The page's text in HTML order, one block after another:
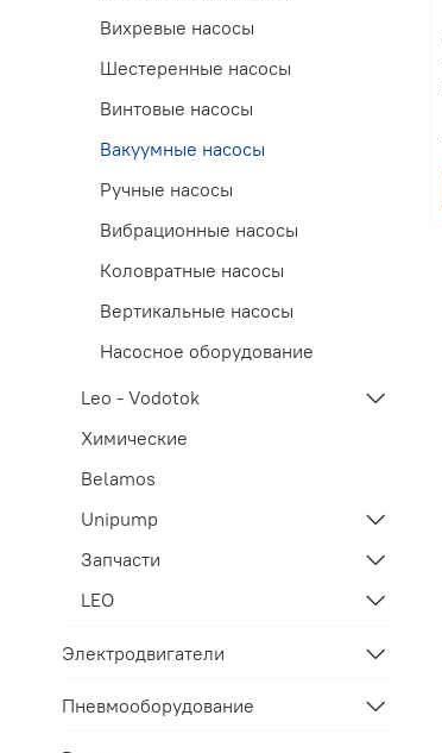
Вихревые насосы
Шестеренные насосы
Винтовые насосы
Вакуумные насосы
Ручные насосы
Вибрационные насосы
Коловратные насосы
Вертикальные насосы
Насосное оборудование
Leo - Vodotok
Химические
Belamos
Unipump
Запчасти
LEO
Электродвигатели
Пневмооборудование